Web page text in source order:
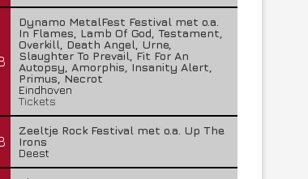
Dynamo MetalFest Festival met o.a.
In Flames, Lamb Of God, Testament,
Overkill, Death Angel, Urne,
Slaughter To Prevail, Fit For An
Autopsy, Amorphis, Insanity Alert,
Primus, Necrot
Eindhoven
Tickets
Zeeltje Rock Festival met o.a. Up The
Irons
Deest